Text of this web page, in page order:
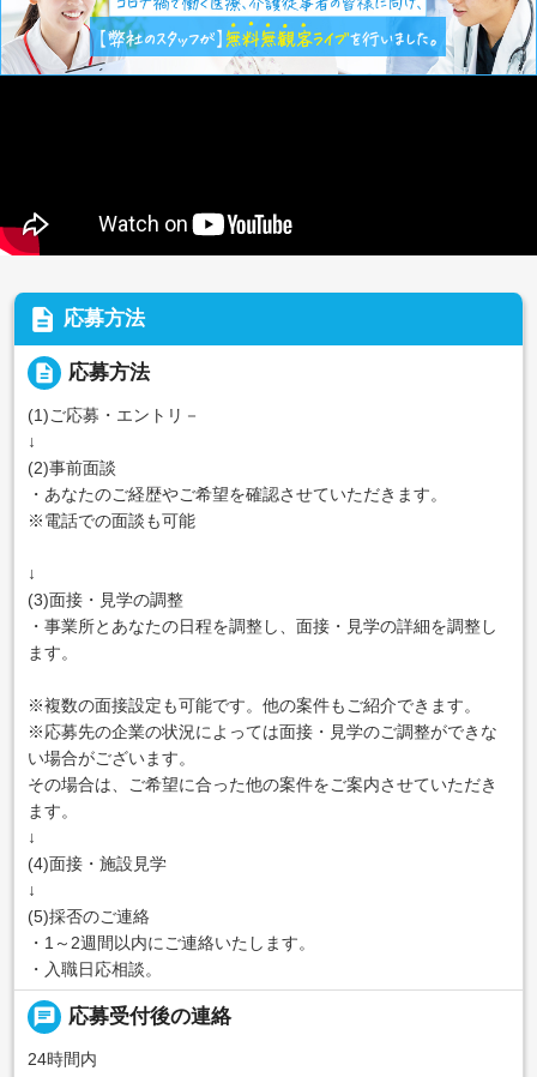
description 応募方法
description 応募方法
(1)ご応募・エントリ－
↓
(2)事前面談
・あなたのご経歴やご希望を確認させていただきます。
※電話での面談も可能
↓
(3)面接・見学の調整
・事業所とあなたの日程を調整し、面接・見学の詳細を調整し
ます。
※複数の面接設定も可能です。他の案件もご紹介できます。
※応募先の企業の状況によっては面接・見学のご調整ができな
い場合がございます。
その場合は、ご希望に合った他の案件をご案内させていただき
ます。
↓
(4)面接・施設見学
↓
(5)採否のご連絡
・1～2週間以内にご連絡いたします。
・入職日応相談。
chat 応募受付後の連絡
24時間内